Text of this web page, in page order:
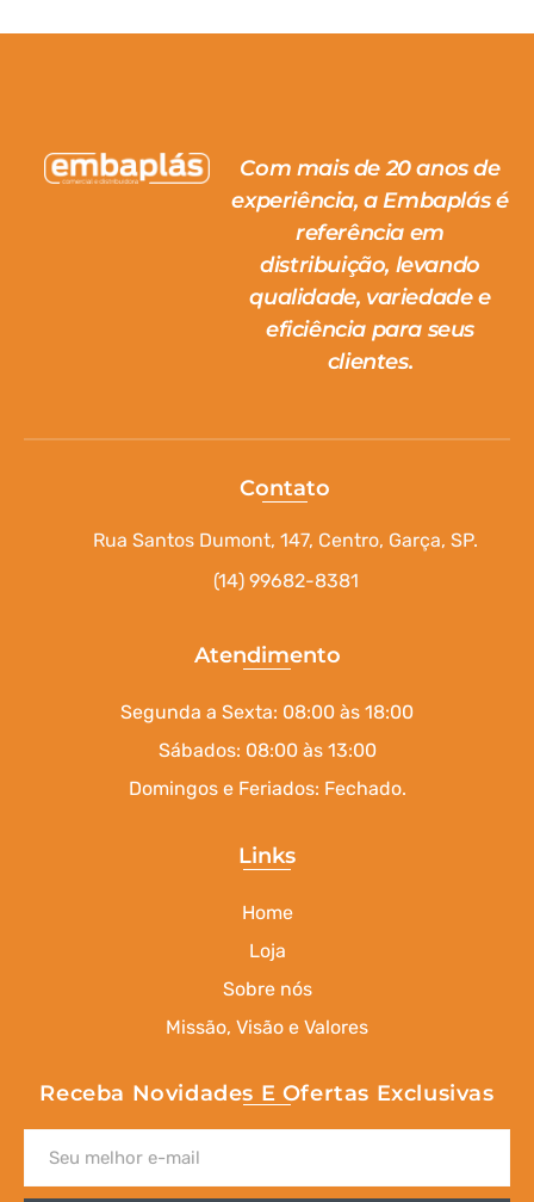
Com mais de 20 anos de
experiência, a Embaplás é
referência em
distribuição, levando
qualidade, variedade e
eficiência para seus
clientes.
Contato
Rua Santos Dumont, 147, Centro, Garça, SP.
(14) 99682-8381
Atendimento
Segunda a Sexta: 08:00 às 18:00
Sábados: 08:00 às 13:00
Domingos e Feriados: Fechado.
Links
Home
Loja
Sobre nós
Missão, Visão e Valores
Receba Novidades E Ofertas Exclusivas